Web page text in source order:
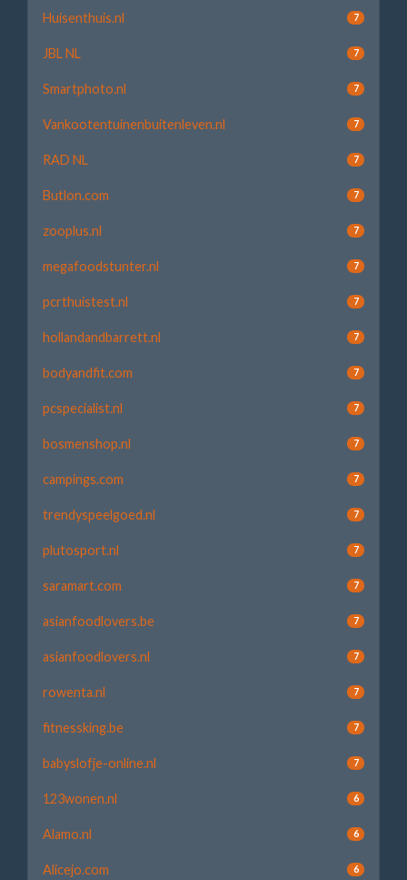
Huisenthuis.nl 7
JBL NL 7
Smartphoto.nl 7
Vankootentuinenbuitenleven.nl 7
RAD NL 7
Butlon.com 7
zooplus.nl 7
megafoodstunter.nl 7
pcrthuistest.nl 7
hollandandbarrett.nl 7
bodyandfit.com 7
pcspecialist.nl 7
bosmenshop.nl 7
campings.com 7
trendyspeelgoed.nl 7
plutosport.nl 7
saramart.com 7
asianfoodlovers.be 7
asianfoodlovers.nl 7
rowenta.nl 7
fitnessking.be 7
babyslofje-online.nl 7
123wonen.nl 6
Alamo.nl 6
Alicejo.com 6